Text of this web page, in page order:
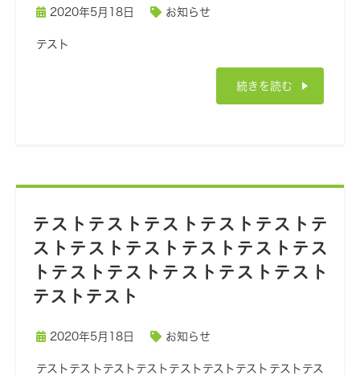
2020年5月18日 お知らせ
テスト
続きを読む
テストテストテストテストテストテ
ストテストテストテストテストテス
トテストテストテストテストテスト
テストテスト
2020年5月18日 お知らせ
テストテストテストテストテストテストテストテストテス